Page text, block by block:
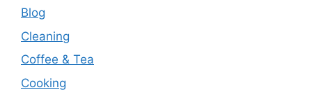
Blog
Cleaning
Coffee & Tea
Cooking